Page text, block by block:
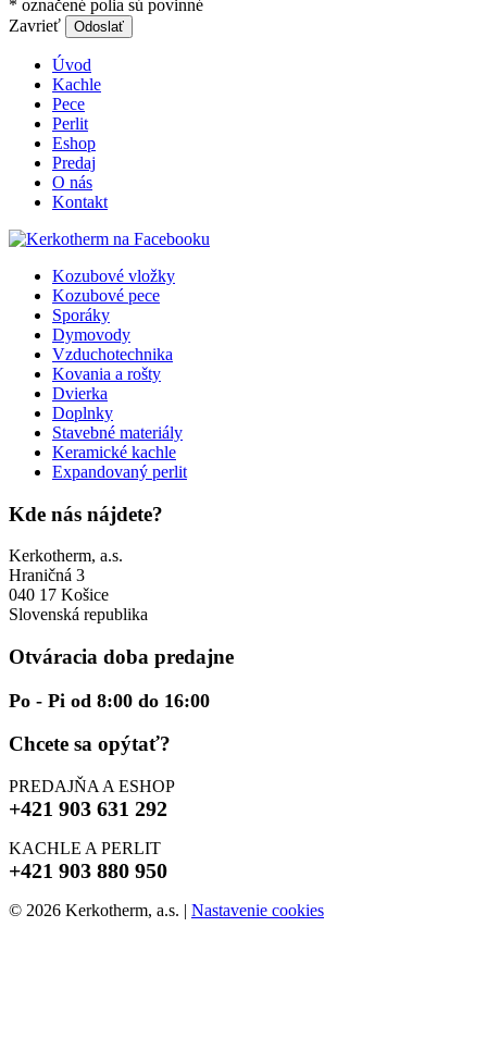
* označené polia sú povinné
Zavrieť
Odoslať
Úvod
Kachle
Pece
Perlit
Eshop
Predaj
O nás
Kontakt
Kozubové vložky
Kozubové pece
Sporáky
Dymovody
Vzduchotechnika
Kovania a rošty
Dvierka
Doplnky
Stavebné materiály
Keramické kachle
Expandovaný perlit
Kde nás nájdete?
Kerkotherm, a.s.
Hraničná 3
040 17 Košice
Slovenská republika
Otváracia doba predajne
Po - Pi od 8:00 do 16:00
Chcete sa opýtať?
PREDAJŇA A ESHOP
+421 903 631 292
KACHLE A PERLIT
+421 903 880 950
© 2026 Kerkotherm, a.s. | Nastavenie cookies